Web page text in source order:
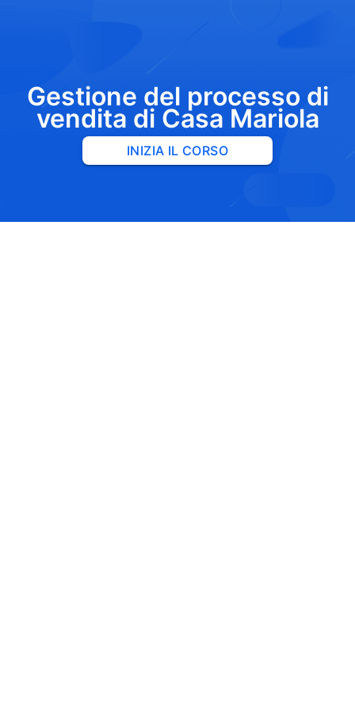
Gestione del processo di
vendita di Casa Mariola
INIZIA IL CORSO